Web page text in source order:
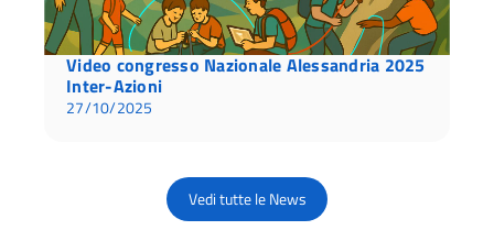
Video congresso Nazionale Alessandria 2025
Inter-Azioni
27/10/2025
Vedi tutte le News